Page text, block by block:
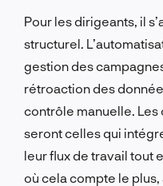
Pour les dirigeants, il
structurel.
gestion des
rétroaction des
contrôle manuelle.
seront celles qui
leur flux de travail tout
où cela compte le